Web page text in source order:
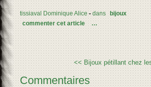
tissiaval Dominique Alice -dans bijoux
commenter cet article
…
<< Bijoux pétillant chez
Commentaires